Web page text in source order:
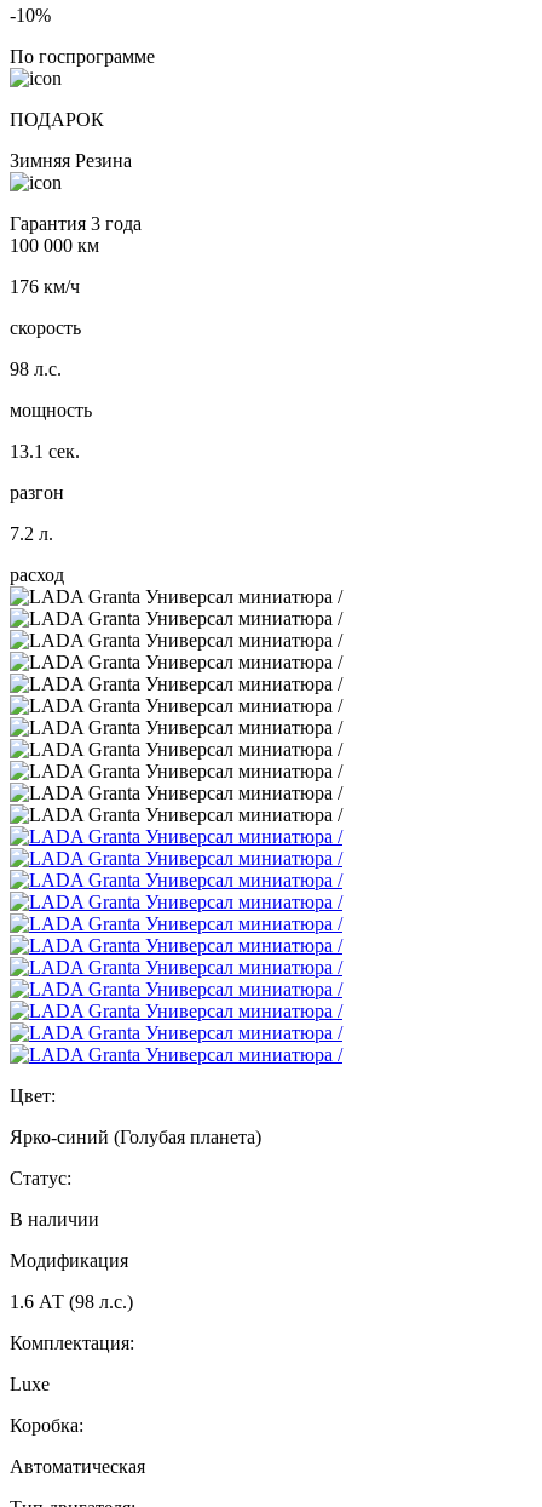
-10%
По госпрограмме
ПОДАРОК
Зимняя Резина
Гарантия 3 года
100 000 км
176 км/ч
скорость
98 л.с.
мощность
13.1 сек.
разгон
7.2 л.
расход
Цвет:
Ярко-синий (Голубая планета)
Статус:
В наличии
Модификация
1.6 АТ (98 л.с.)
Комплектация:
Luxe
Коробка:
Автоматическая